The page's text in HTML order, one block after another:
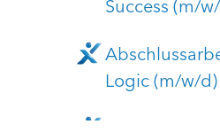
Success (m/
Logic (m/w/d)